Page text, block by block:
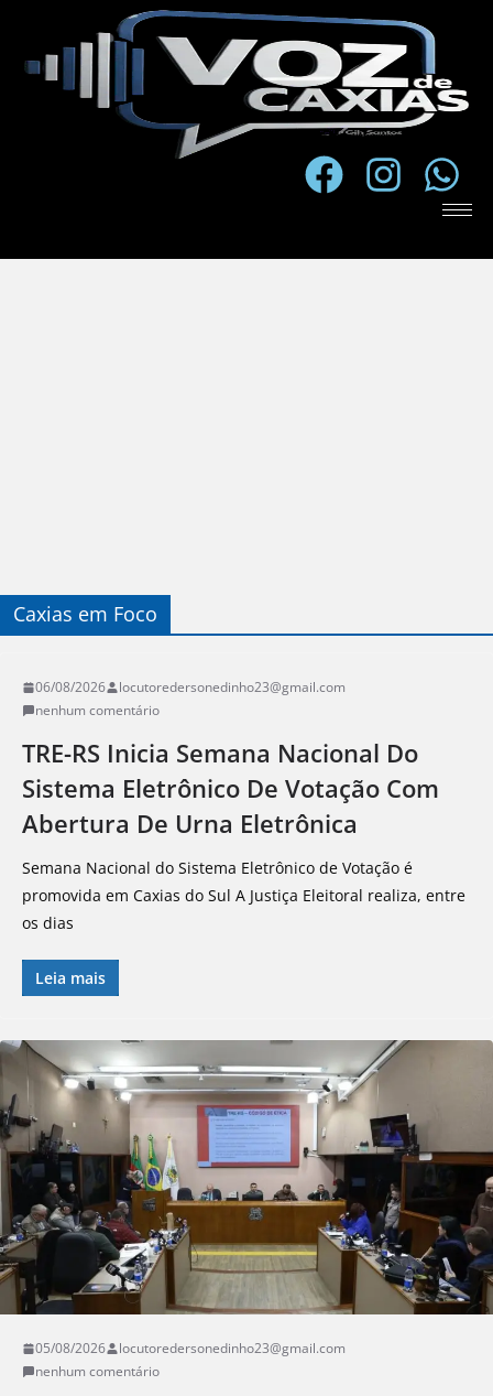
Caxias em Foco
06/08/2026
locutoredersonedinho23@gmail.com
nenhum comentário
TRE-RS Inicia Semana Nacional Do
Sistema Eletrônico De Votação Com
Abertura De Urna Eletrônica
Semana Nacional do Sistema Eletrônico de Votação é
promovida em Caxias do Sul A Justiça Eleitoral realiza, entre
os dias
Leia mais
05/08/2026
locutoredersonedinho23@gmail.com
nenhum comentário